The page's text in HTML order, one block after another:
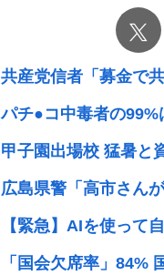
共産党信者「募金で
パチ●コ中毒者の
甲子園出場校 猛暑と
広島県警「高市さん
【緊急】AIを使って
「国会欠席率」84%